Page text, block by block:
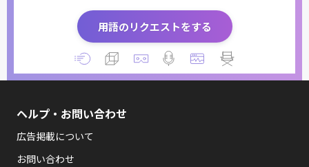
用語のリクエストをする
ヘルプ・お問い合わせ
広告掲載について
お問い合わせ